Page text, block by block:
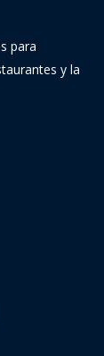
para
y la